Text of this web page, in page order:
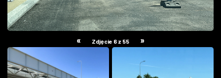
« Zdjęcie 6 z 55 »